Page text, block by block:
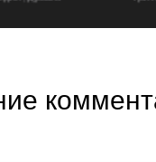
что тут не
наркотиками.
а потом уж и